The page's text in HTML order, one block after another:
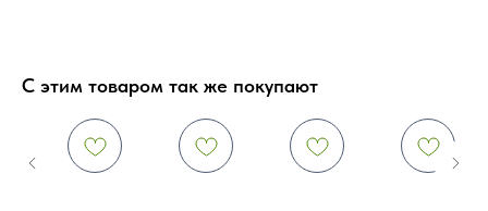
С этим товаром так же покупают